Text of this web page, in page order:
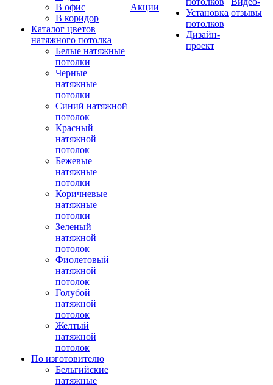
В офис
В коридор
Каталог цветов
натяжного потолка
Белые натяжные
потолки
Черные
натяжные
потолки
Синий натяжной
потолок
Красный
натяжной
потолок
Бежевые
натяжные
потолки
Коричневые
натяжные
потолки
Зеленый
натяжной
потолок
Фиолетовый
натяжной
потолок
Голубой
натяжной
потолок
Желтый
натяжной
потолок
По изготовителю
Бельгийские
натяжные
Акции
Установка
потолков
Дизайн-
проект
отзывы